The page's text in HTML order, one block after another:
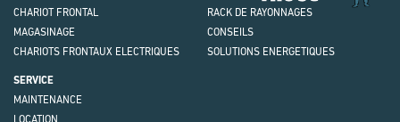
CHARIOT FRONTAL
MAGASINAGE
CHARIOTS FRONTAUX ELECTRIQUES
RACK DE RAYONNAGES
CONSEILS
SOLUTIONS ENERGETIQUES
SERVICE
MAINTENANCE
LOCATION